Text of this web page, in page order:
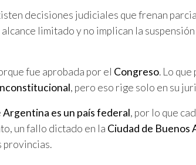
decisiones judiciales que frenan
limitado y no implican la
fue aprobada por el Congreso. Lo que
, pero eso rige solo en su
Argentina es un país federal, por lo que
un fallo dictado en la Ciudad de Buenos
provincias.